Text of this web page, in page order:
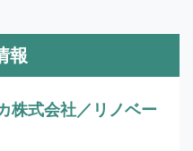
報
株式会社／リノベー